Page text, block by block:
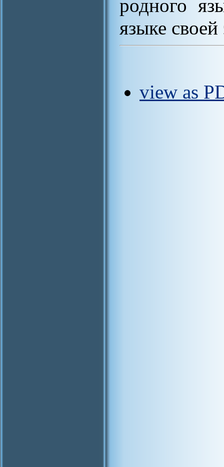
родного
языке
view as